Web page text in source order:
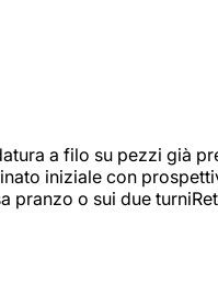
a filo su pezzi già
iniziale con
o sui due